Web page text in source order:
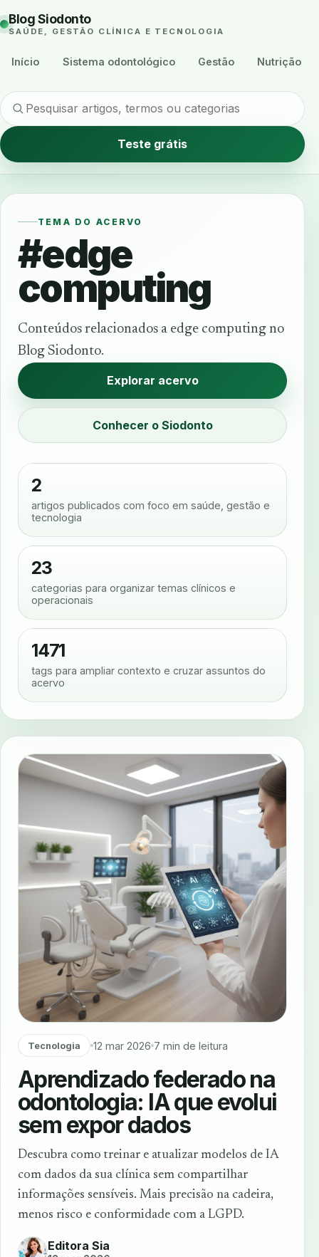
Blog Siodonto
SAÚDE, GESTÃO CLÍNICA E TECNOLOGIA
Início Sistema odontológico Gestão Nutrição
Teste grátis
TEMA DO ACERVO
#edge
computing
Conteúdos relacionados a edge computing no
Blog Siodonto.
Explorar acervo
Conhecer o Siodonto
2
artigos publicados com foco em saúde, gestão e
tecnologia
23
categorias para organizar temas clínicos e
operacionais
1471
tags para ampliar contexto e cruzar assuntos do
acervo
Tecnologia 12 mar 2026 7 min de leitura
Aprendizado federado na
odontologia: IA que evolui
sem expor dados
Descubra como treinar e atualizar modelos de IA
com dados da sua clínica sem compartilhar
informações sensíveis. Mais precisão na cadeira,
menos risco e conformidade com a LGPD.
Editora Sia